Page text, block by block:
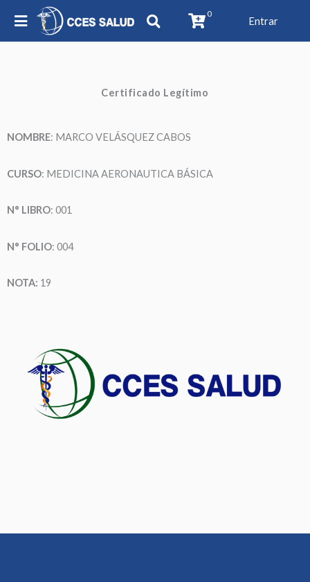
0
Entrar
Certificado Legítimo
NOMBRE: MARCO VELÁSQUEZ CABOS
CURSO: MEDICINA AERONAUTICA BÁSICA
N° LIBRO: 001
N° FOLIO: 004
NOTA: 19